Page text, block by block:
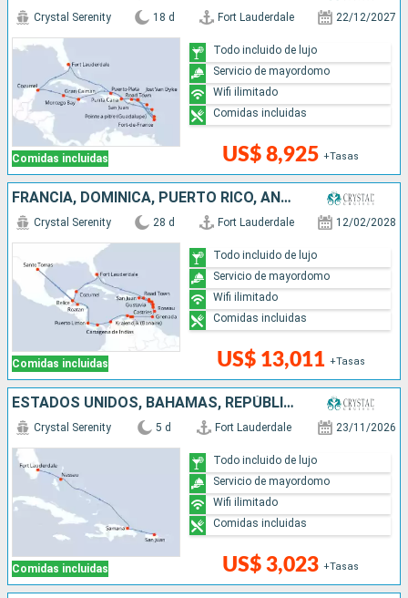
Comidas incluidas
Crystal Serenity 18 d Fort Lauderdale 22/12/2027
US$ 8,925 +Tasas
Todo incluido de lujo
Servicio de mayordomo
Wifi ilimitado
Comidas incluidas
FRANCIA, DOMINICA, PUERTO RICO, ANTIGUA Y BARBUDA, SANTA LUCIA, GRENADA, ARUBA, COLOMBIA, PANAMÁ, COSTA RICA, HONDURAS, BELICE, MÉXICO, ESTADOS UNIDOS
Comidas incluidas
Crystal Serenity 28 d Fort Lauderdale 12/02/2028
US$ 13,011 +Tasas
Todo incluido de lujo
Servicio de mayordomo
Wifi ilimitado
Comidas incluidas
ESTADOS UNIDOS, BAHAMAS, REPÚBLICA DOMINICANA, PUERTO RICO
Comidas incluidas
Crystal Serenity 5 d Fort Lauderdale 23/11/2026
US$ 3,023 +Tasas
Todo incluido de lujo
Servicio de mayordomo
Wifi ilimitado
Comidas incluidas